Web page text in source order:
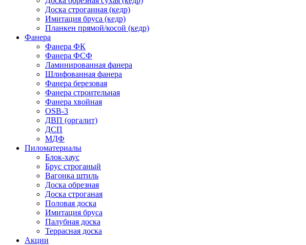
Доска строганная (кедр)
Имитация бруса (кедр)
Планкен прямой/косой (кедр)
Фанера
Фанера ФК
Фанера ФСФ
Ламинированная фанера
Шлифованная фанера
Фанера березовая
Фанера строительная
Фанера хвойная
OSB-3
ДВП (оргалит)
ДСП
МДФ
Пиломатериалы
Блок-хаус
Брус строганый
Вагонка штиль
Доска обрезная
Доска строганая
Половая доска
Имитация бруса
Палубная доска
Террасная доска
Акции